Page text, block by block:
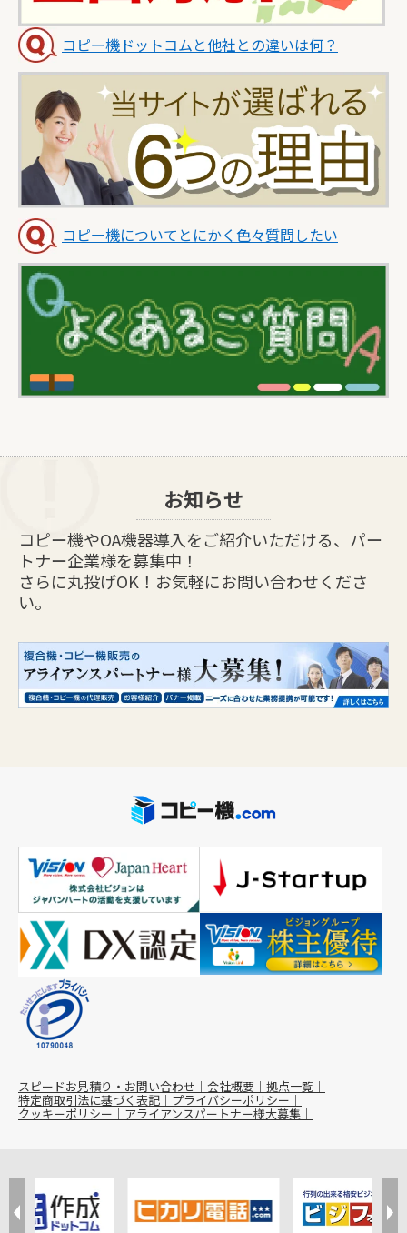
コピー機ドットコムと他社との違いは何？
コピー機についてとにかく色々質問したい
お知らせ
コピー機やOA機器導入をご紹介いただける、パー
トナー企業様を募集中！
さらに丸投げOK！お気軽にお問い合わせくださ
い。
スピードお見積り・お問い合わせ 会社概要 拠点一覧
特定商取引法に基づく表記 プライバシーポリシー
クッキーポリシー アライアンスパートナー様大募集